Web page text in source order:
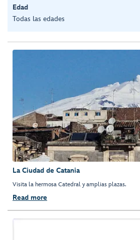
Edad
Todas las edades
La Ciudad de Catania
Visita la hermosa Catedral y amplias plazas.
Read more